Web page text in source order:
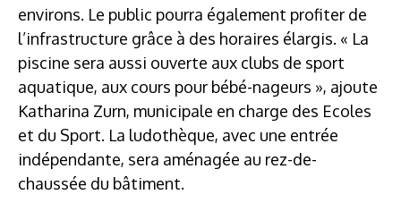
environs. Le public pourra également profiter de
l’infrastructure grâce à des horaires élargis. « La
piscine sera aussi ouverte aux clubs de sport
aquatique, aux cours pour bébé-nageurs », ajoute
Katharina Zurn, municipale en charge des Ecoles
et du Sport. La ludothèque, avec une entrée
indépendante, sera aménagée au rez-de-
chaussée du bâtiment.